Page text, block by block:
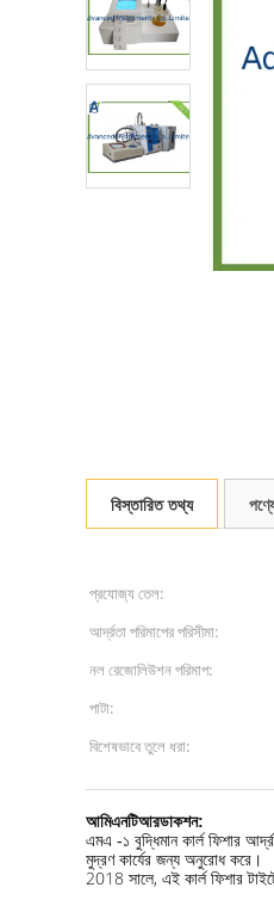
বিস্তারিত তথ্য
প্রযোজ্য তেল:
আর্দ্রতা পরিমাপের পরিসীমা:
নল রেজোলিউশন পরিমাপ:
পাটা:
বিশেষভাবে তুলে ধরা:
আমিএনটিআরডাকশন:
এমএ -১ বুদ্ধিমান কার্ল ফিশার
মুদ্রণ কার্যের জন্য অনুরোধ করে।
2018 সালে, এই কার্ল ফিশার